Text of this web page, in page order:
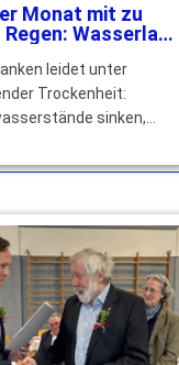
Monat mit zu
Wasserlage
leidet unter
Trockenheit:
sinken,
bleibt